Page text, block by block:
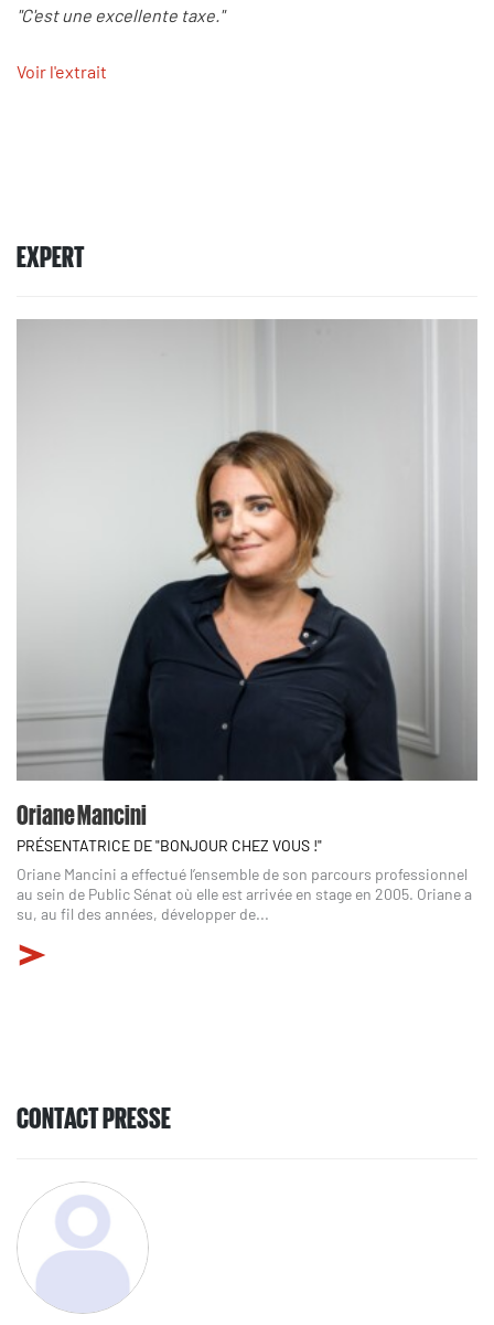
"C'est une excellente taxe."
Voir l'extrait
EXPERT
Oriane Mancini
PRÉSENTATRICE DE "BONJOUR CHEZ VOUS !"
Oriane Mancini a effectué l’ensemble de son parcours professionnel
au sein de Public Sénat où elle est arrivée en stage en 2005. Oriane a
su, au fil des années, développer de...
CONTACT PRESSE